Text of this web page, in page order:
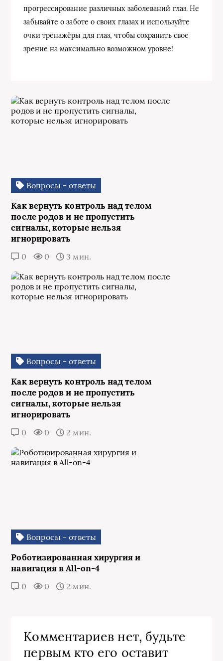
прогрессирование различных заболеваний глаз. Не
забывайте о заботе о своих глазах и используйте
очки тренажёры для глаз, чтобы сохранить свое
зрение на максимально возможном уровне!
Вопросы - ответы
Как вернуть контроль над телом
после родов и не пропустить
сигналы, которые нельзя
игнорировать
0 0 3 мин.
Вопросы - ответы
Как вернуть контроль над телом
после родов и не пропустить
сигналы, которые нельзя
игнорировать
0 0 2 мин.
Вопросы - ответы
Роботизированная хирургия и
навигация в All-on-4
0 0 2 мин.
Комментариев нет, будьте
первым кто его оставит